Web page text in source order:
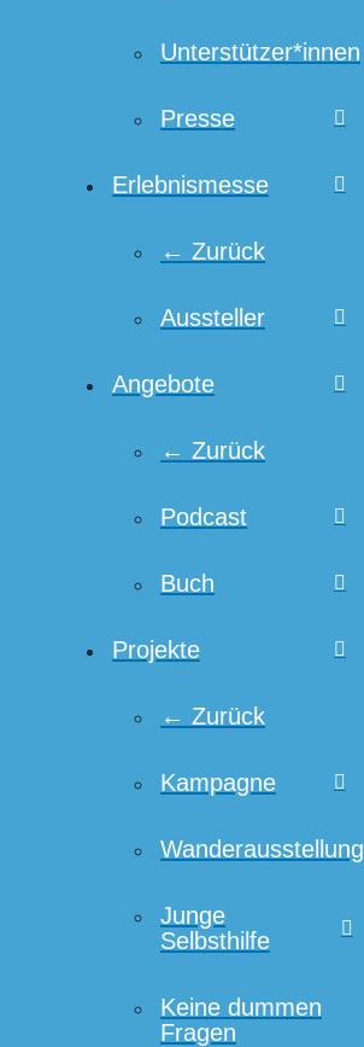
Unterstützer*innen
Presse
Erlebnismesse
← Zurück
Aussteller
Angebote
← Zurück
Podcast
Buch
Projekte
← Zurück
Kampagne
Wanderausstellung
Junge
Selbsthilfe
Keine dummen
Fragen